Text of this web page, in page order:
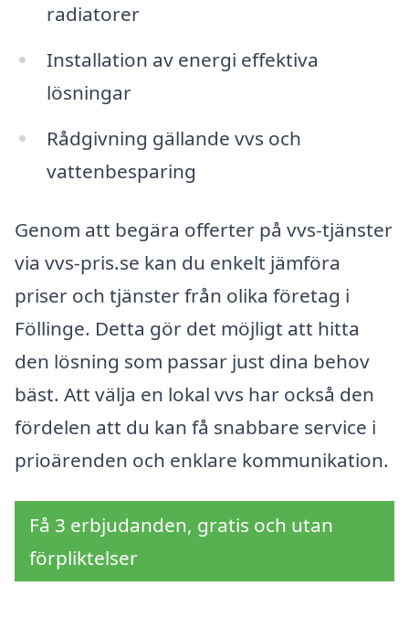
radiatorer
Installation av energi effektiva
lösningar
Rådgivning gällande vvs och
vattenbesparing
Genom att begära offerter på vvs-tjänster
via vvs-pris.se kan du enkelt jämföra
priser och tjänster från olika företag i
Föllinge. Detta gör det möjligt att hitta
den lösning som passar just dina behov
bäst. Att välja en lokal vvs har också den
fördelen att du kan få snabbare service i
prioärenden och enklare kommunikation.
Få 3 erbjudanden, gratis och utan
förpliktelser